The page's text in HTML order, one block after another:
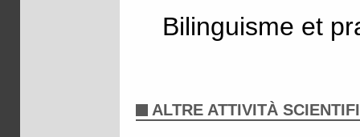
Bilinguisme et
ALTRE ATTIVITÀ